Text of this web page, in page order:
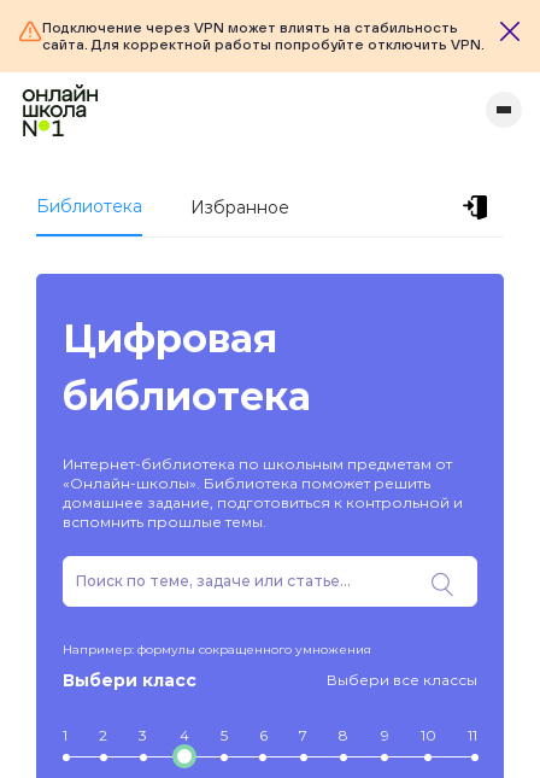
Подключение через VPN может влиять на стабильность
сайта. Для корректной работы попробуйте отключить VPN.
Библиотека Избранное
Цифровая
библиотека
Интернет-библиотека по школьным предметам от
«Онлайн-школы». Библиотека поможет решить
домашнее задание, подготовиться к контрольной и
вспомнить прошлые темы.
Например: формулы сокращенного умножения
Выбери класс Выбери все классы
1 2 3 4 5 6 7 8 9 10 11